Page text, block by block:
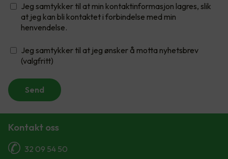
Jeg samtykker til at min kontaktinformasjon lagres, slik
at jeg kan bli kontaktet i forbindelse med min
henvendelse.
Jeg samtykker til at jeg ønsker å motta nyhetsbrev
(valgfritt)
Send
Kontakt oss
32 09 54 50